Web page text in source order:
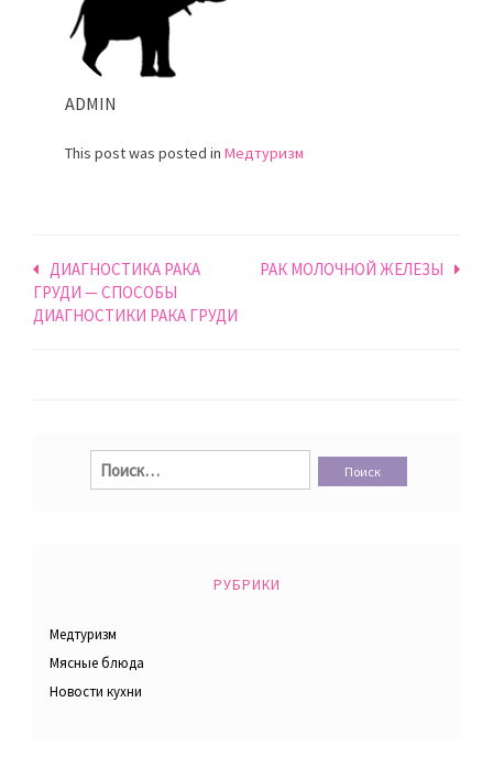
ADMIN
This post was posted in Медтуризм
Навигация
по
записям
ДИАГНОСТИКА РАКА
ГРУДИ — СПОСОБЫ
ДИАГНОСТИКИ РАКА ГРУДИ
РАК МОЛОЧНОЙ ЖЕЛЕЗЫ
Найти:
РУБРИКИ
Медтуризм
Мясные блюда
Новости кухни